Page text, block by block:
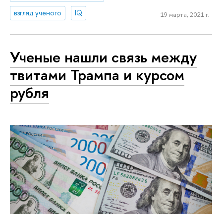
взгляд ученого
IQ 19 марта, 2021 г.
Ученые нашли связь между
твитами Трампа и курсом
рубля